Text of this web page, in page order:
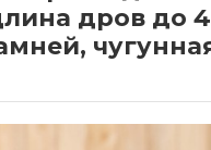
дров до